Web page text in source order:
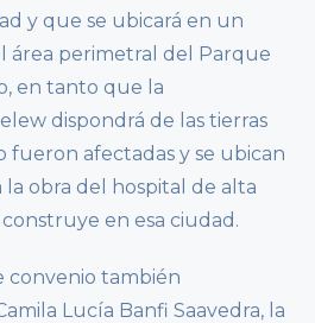
y que se ubicará en un
área perimetral del Parque
en tanto que la
dispondrá de las tierras
fueron afectadas y se ubican
la obra del hospital de alta
en esa ciudad.
convenio también
Lucía Banfi Saavedra, la